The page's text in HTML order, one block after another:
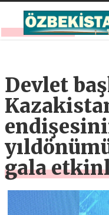
Devlet
gala